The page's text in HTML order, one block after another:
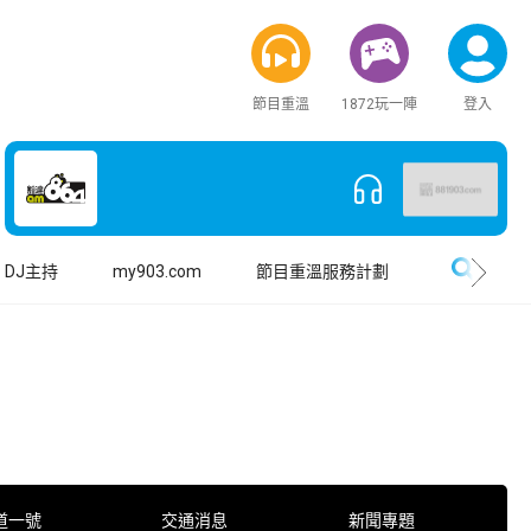
節目重溫 1872玩一陣 登入
DJ主持 my903.com 節目重溫服務計劃
一號 交通消息 新聞專題